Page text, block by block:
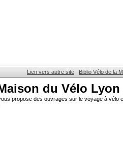
Lien vers autre site Biblio Vélo de la
du Vélo Lyon
propose des ouvrages sur le voyage à